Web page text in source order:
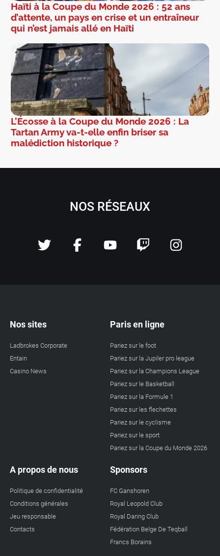
Haïti à la Coupe du Monde 2026 : 52 ans
d’attente, un pays en crise et un entraîneur
qui n’est jamais allé en Haïti
L’Écosse à la Coupe du Monde 2026 : La
Tartan Army va-t-elle enfin briser sa
malédiction historique ?
NOS RÉSEAUX
Nos sites
Ladbrokes Corporate
Entain
Casino News
Paris en ligne
Pariez sur le foot
Pariez sur la Jupiler pro league
Pariez sur la Champions League
Pariez sur le Basketball
Pariez sur la Formule 1
Pariez sur les flechettes
Pariez sur le cyclisme
Pariez sur le sport
Pariez sur la Coupe du Monde 2026
A propos de nous
Politique de confidentialité
Conditions générales
Jeu responsable
Contacts
Sponsors
FC Ganshoren
Royal Leopold Club
Royal Daring Club
Fédération Belge De Teqball
Francs Borains